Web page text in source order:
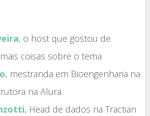
, o host que gostou de
coisas sobre o tema
, mestranda em Bioengenharia na
na Alura
, Head de dados na Tractian